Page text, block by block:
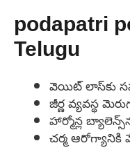
podapatri
Telugu
వెయిట్ లాస్‌కు
జీర్ణ వ్యవస్థ
హార్మోన్ల
చర్మ ఆరోగ్యానికి